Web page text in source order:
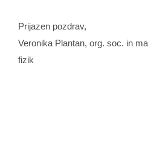
Prijazen pozdrav,
Veronika Plantan, org. soc. in
fizik